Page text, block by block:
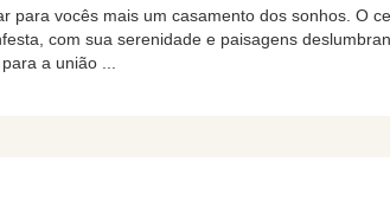
para vocês mais um casamento dos sonhos. O
com sua serenidade e paisagens
a união ...